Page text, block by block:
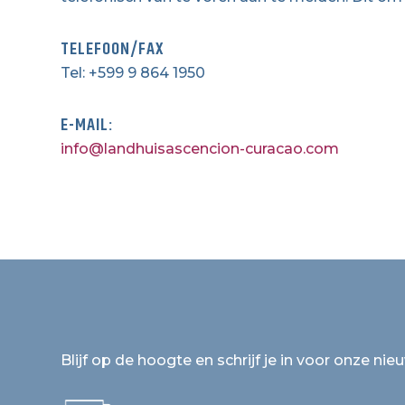
TELEFOON/FAX
Tel: +599 9 864 1950
E-MAIL:
info@landhuisascencion-curacao.com
Blijf op de hoogte en schrijf je in voor onze